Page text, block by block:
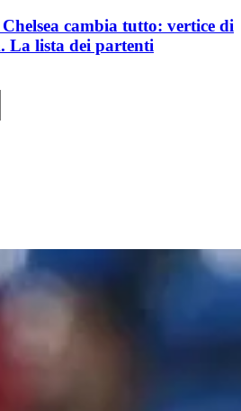
cambia tutto: vertice di
La lista dei partenti